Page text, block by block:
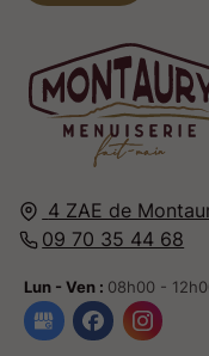
4 ZAE de
09 70 35 44 68
Lun - Ven : 08h00 -